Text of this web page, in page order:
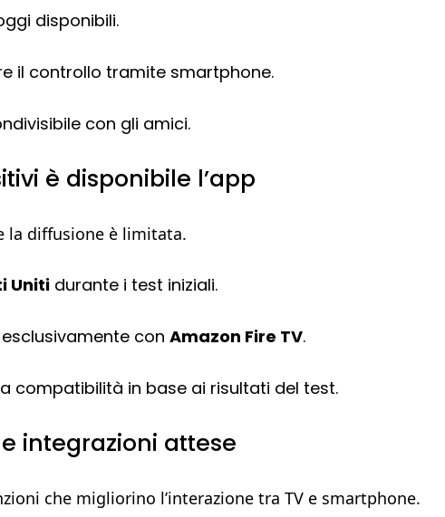
disponibili.
il controllo tramite smartphone.
con gli amici.
è disponibile l’app
la diffusione è limitata.
Uniti durante i test iniziali.
con Amazon Fire TV.
compatibilità in base ai risultati del test.
integrazioni attese
che migliorino l’interazione tra TV e smartphone.